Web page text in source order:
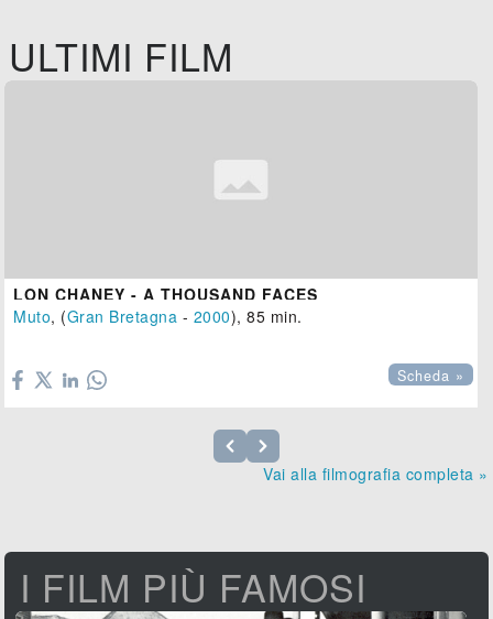
ULTIMI FILM
LON CHANEY - A THOUSAND FACES
Muto, (Gran Bretagna - 2000), 85 min.
Scheda »
Vai alla filmografia completa »
I FILM PIÙ FAMOSI